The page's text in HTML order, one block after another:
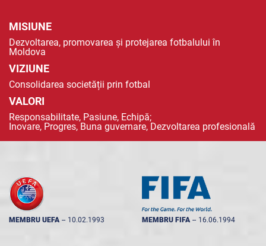
MISIUNE
Dezvoltarea, promovarea și protejarea fotbalului în
Moldova
VIZIUNE
Consolidarea societății prin fotbal
VALORI
Responsabilitate, Pasiune, Echipă;
Inovare, Progres, Buna guvernare, Dezvoltarea profesională
MEMBRU UEFA -- 10.02.1993 MEMBRU FIFA -- 16.06.1994